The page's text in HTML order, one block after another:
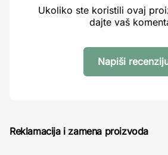
Ukoliko ste koristili ovaj
dajte vaš
Napiši
Reklamacija i zamena proizvoda